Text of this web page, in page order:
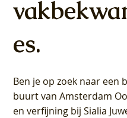
es.
Ben je op zoek naar
buurt van Amsterdam
en verfijning bij Sialia